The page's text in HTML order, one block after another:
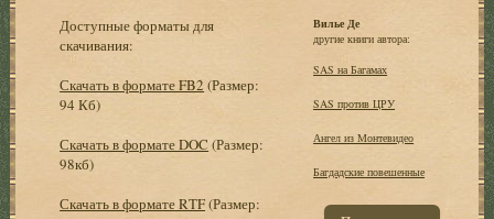
Доступные форматы для
скачивания:
Скачать в формате FB2 (Размер:
94 Кб)
Скачать в формате DOC (Размер:
98кб)
Скачать в формате RTF(Размер:
Вилье Де
другие книги автора:
SAS на Багамах
SAS против ЦРУ
Ангел из Монтевидео
Багдадские повешенные